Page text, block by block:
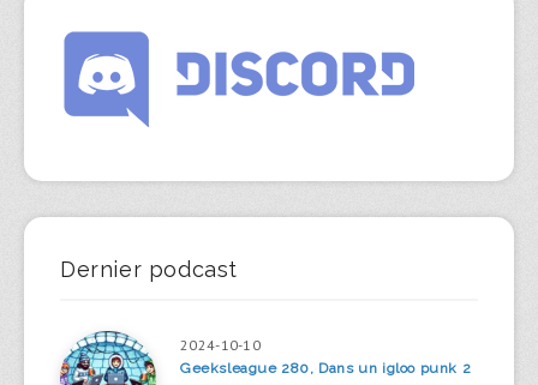
Dernier podcast
2024-10-10
Geeksleague 280, Dans un igloo punk 2